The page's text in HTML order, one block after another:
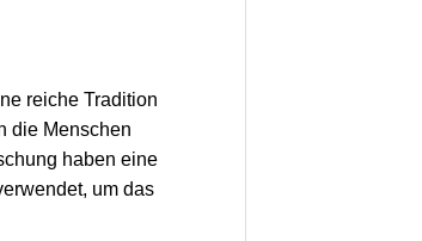
reiche Tradition
die Menschen
haben eine
um das